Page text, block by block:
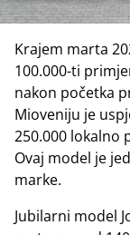
Krajem marta
100.000-ti
nakon početka
Mioveniju je
250.000 lokalno
Ovaj model je
marke.
Jubilarni model